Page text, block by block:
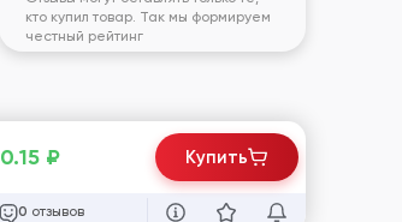
кто купил товар. Так мы формируем
честный рейтинг
0.15 ₽
0 отзывов
Купить